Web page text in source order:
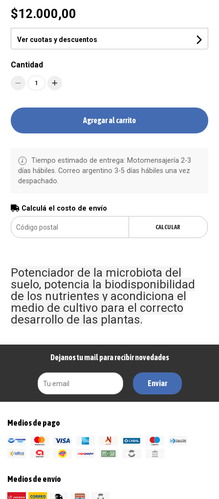
$12.000,00
Ver cuotas y descuentos
Cantidad
1
Agregar al carrito
Tiempo estimado de entrega: Motomensajería 2-3
días hábiles. Correo argentino 3-5 días hábiles una vez
despachado.
Calculá el costo de envío
CALCULAR
Pot enciador de la microbiota del
suelo, potencia la biodisponibilidad
de los nutrientes y acondiciona el
medio de cultivo para el correcto
desarrollo de las plantas.
Dejanos tu mail para recibir novedades
Enviar
Medios de pago
Medios de envío